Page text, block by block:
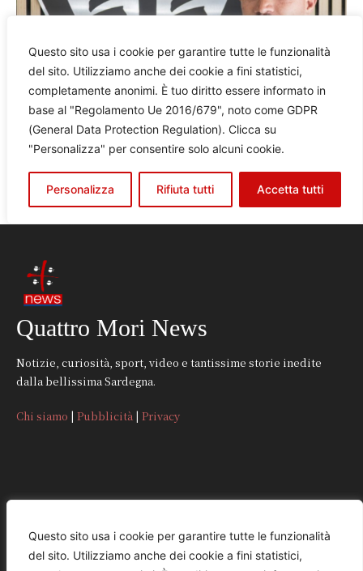
Questo sito usa i cookie per garantire tutte le funzionalità
del sito. Utilizziamo anche dei cookie a fini statistici,
Quattro Mori News
Notizie, curiosità, sport, video e tantissime storie inedite
dalla bellissima Sardegna.
Chi siamo | Pubblicità | Privacy
CONTATTI